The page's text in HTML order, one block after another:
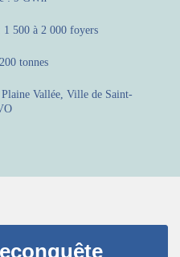
500 à 2 000 foyers
tonnes
Vallée, Ville de Saint-